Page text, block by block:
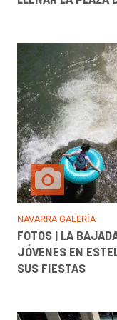
NAVARRA GALERÍA
FOTOS | LA
JÓVENES EN
SUS FIESTAS